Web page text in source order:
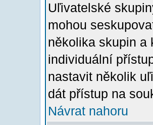
Uľivatelské
mohou
několika skupin a
individuální
nastavit několik
dát přístup na
Návrat nahoru